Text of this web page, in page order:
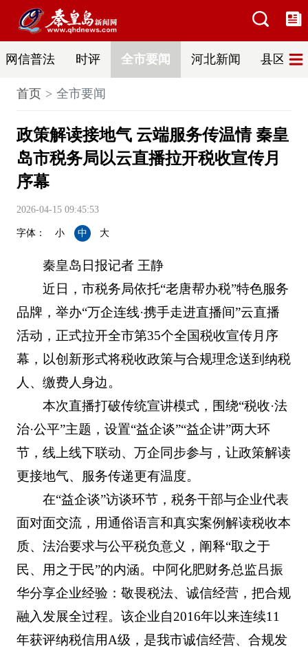
网信普法 时评 全市要闻 河北新闻 县区热
首页 全市要闻
政策解读接地气 云端服务传温情 秦皇
岛市税务局以云直播拉开税收宣传月
序幕
2026-04-15 09:45:53
字体： 小 中 大
秦皇岛日报记者 王静
近日，市税务局依托“老唐帮办税”特色服务
品牌，举办“万企连线·携手走进直播间”云直播
活动，正式拉开全市第35个全国税收宣传月序
幕，以创新形式将税收政策与合规理念送到纳税
人、缴费人身边。
本次直播打破传统宣讲模式，围绕“税收·法
治·公平”主题，设置“益企谈”“益企讲”两大环
节，线上线下联动、万企同步参与，让政策解读
更接地气、服务传递更有温度。
在“益企谈”访谈环节，税务干部与企业代表
面对面交流，用通俗语言和真实案例解读税收本
质、法治要求与公平税负意义，阐释“取之于
民、用之于民”的内涵。中阿化肥财务总监吕振
华分享企业经验：敬畏税法、诚信经营，把合规
融入发展全过程。该企业自2016年以来连续11
年获评纳税信用A级，是我市诚信经营、合规发